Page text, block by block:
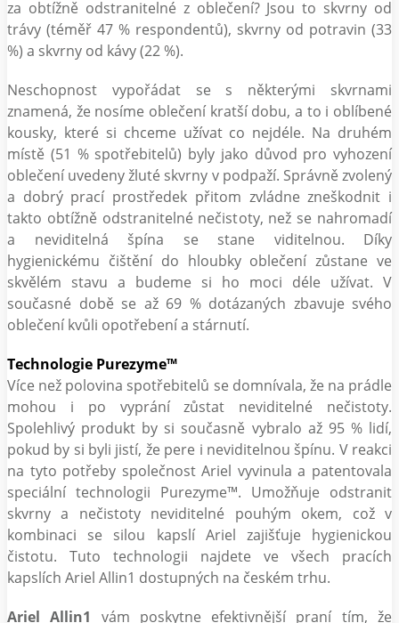
za obtížně odstranitelné z oblečení? Jsou to skvrny od
trávy (téměř 47 % respondentů), skvrny od potravin (33
%) a skvrny od kávy (22 %).
Neschopnost vypořádat se s některými skvrnami
znamená, že nosíme oblečení kratší dobu, a to i oblíbené
kousky, které si chceme užívat co nejdéle. Na druhém
místě (51 % spotřebitelů) byly jako důvod pro vyhození
oblečení uvedeny žluté skvrny v podpaží. Správně zvolený
a dobrý prací prostředek přitom zvládne zneškodnit i
takto obtížně odstranitelné nečistoty, než se nahromadí
a neviditelná špína se stane viditelnou. Díky
hygienickému čištění do hloubky oblečení zůstane ve
skvělém stavu a budeme si ho moci déle užívat. V
současné době se až 69 % dotázaných zbavuje svého
oblečení kvůli opotřebení a stárnutí.
Technologie Purezyme™
Více než polovina spotřebitelů se domnívala, že na prádle
mohou i po vyprání zůstat neviditelné nečistoty.
Spolehlivý produkt by si současně vybralo až 95 % lidí,
pokud by si byli jistí, že pere i neviditelnou špínu. V reakci
na tyto potřeby společnost Ariel vyvinula a patentovala
speciální technologii Purezyme™. Umožňuje odstranit
skvrny a nečistoty neviditelné pouhým okem, což v
kombinaci se silou kapslí Ariel zajišťuje hygienickou
čistotu. Tuto technologii najdete ve všech pracích
kapslích Ariel Allin1 dostupných na českém trhu.
Ariel Allin1
vám poskytne efektivnější praní tím, že